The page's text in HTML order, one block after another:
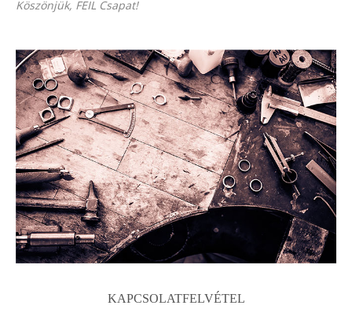
Köszönjük, FEIL Csapat!
KAPCSOLATFELVÉTEL